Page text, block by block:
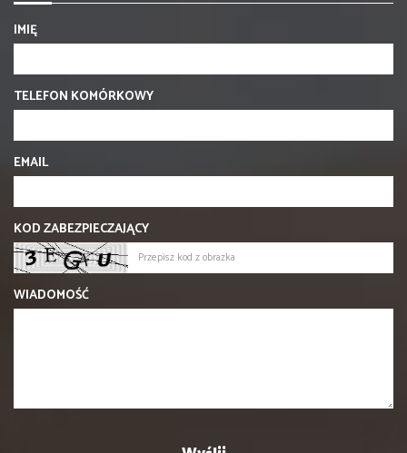
IMIĘ
TELEFON KOMÓRKOWY
EMAIL
KOD ZABEZPIECZAJĄCY
WIADOMOŚĆ